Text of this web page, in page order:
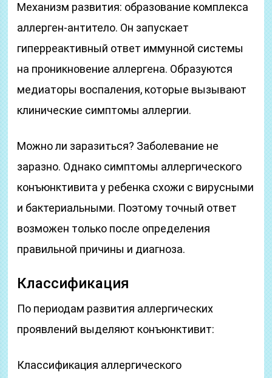
Механизм развития: образование комплекса
аллерген-антитело. Он запускает
гиперреактивный ответ иммунной системы
на проникновение аллергена. Образуются
медиаторы воспаления, которые вызывают
клинические симптомы аллергии.
Можно ли заразиться? Заболевание не
заразно. Однако симптомы аллергического
конъюнктивита у ребенка схожи с вирусными
и бактериальными. Поэтому точный ответ
возможен только после определения
правильной причины и диагноза.
Классификация
По периодам развития аллергических
проявлений выделяют конъюнктивит:
Классификация аллергического